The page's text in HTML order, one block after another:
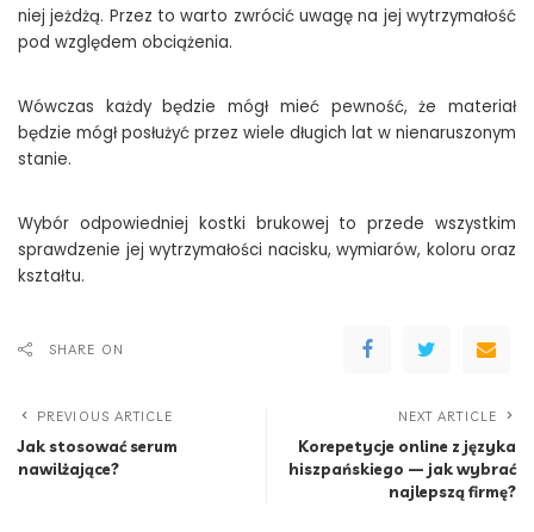
niej jeżdżą. Przez to warto zwrócić uwagę na jej wytrzymałość
pod względem obciążenia.
Wówczas każdy będzie mógł mieć pewność, że materiał
będzie mógł posłużyć przez wiele długich lat w nienaruszonym
stanie.
Wybór odpowiedniej kostki brukowej to przede wszystkim
sprawdzenie jej wytrzymałości nacisku, wymiarów, koloru oraz
kształtu.
SHARE ON
PREVIOUS ARTICLE
Jak stosować serum
nawilżające?
NEXT ARTICLE
Korepetycje online z języka
hiszpańskiego — jak wybrać
najlepszą firmę?